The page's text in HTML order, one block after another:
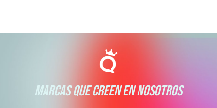
MARCAS QUE CREEN EN NOSOTROS